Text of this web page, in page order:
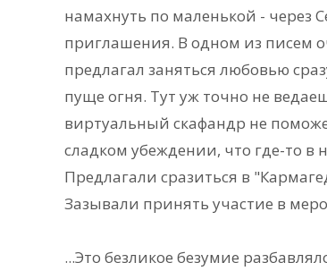
намахнуть по маленькой - через
приглашения. В одном из писем
предлагал заняться любовью
пуще огня. Тут уж точно не
виртуальный скафандр не
сладком убеждении, что где-то
Предлагали сразиться в
Зазывали принять участие в
...Это безликое безумие